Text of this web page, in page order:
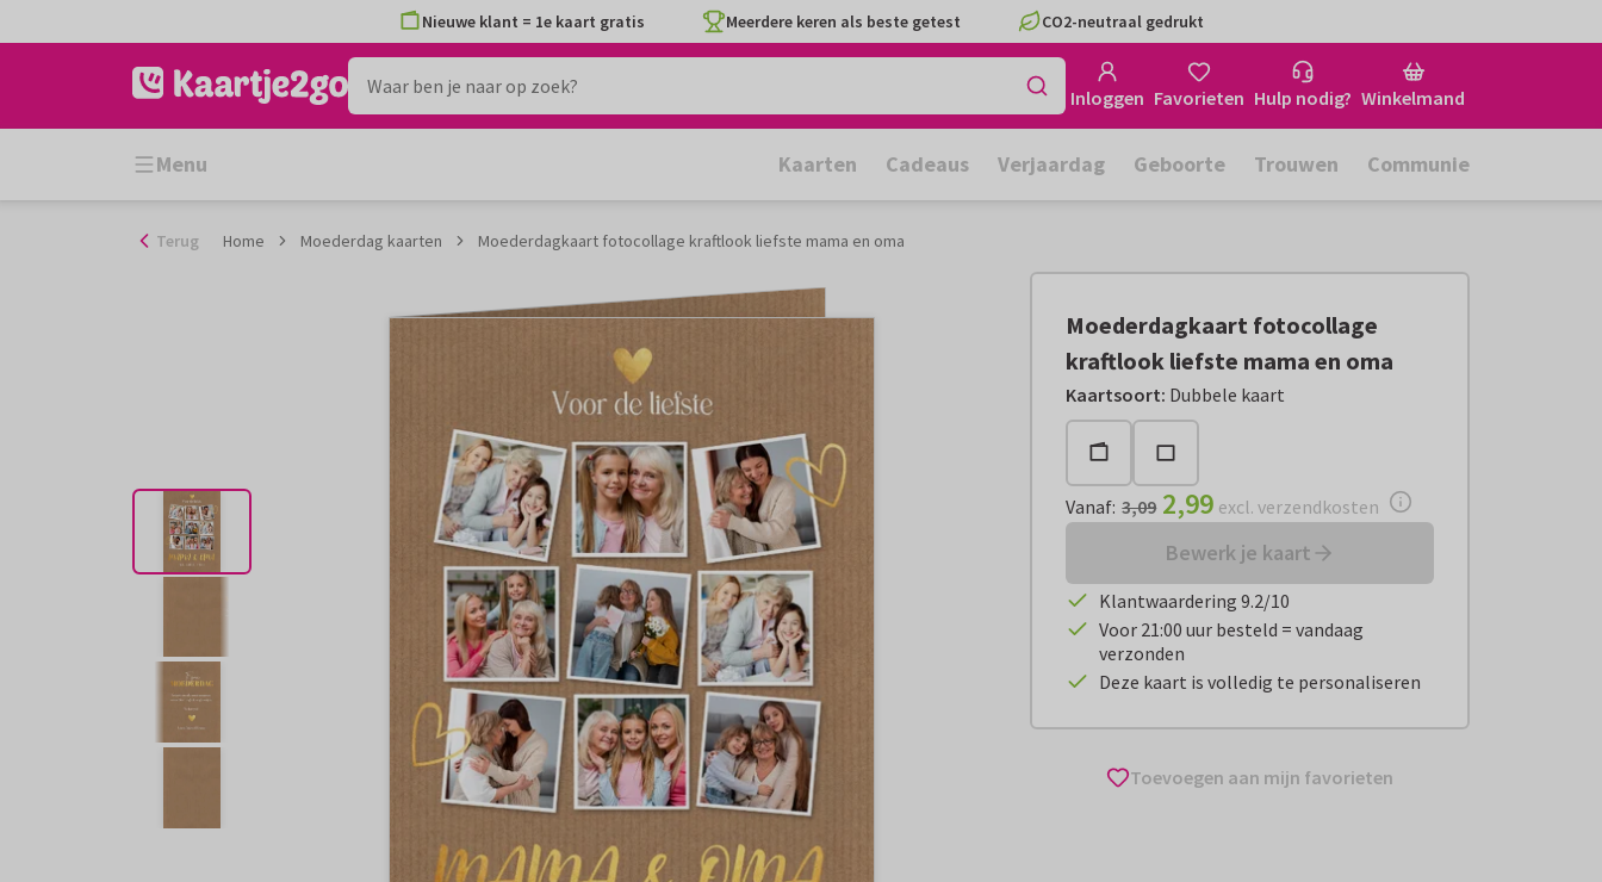
naar
Nieuwe klant = 1e kaart gratis Meerdere keren als beste getest CO2-neutraal gedrukt
Inloggen Favorieten Hulp nodig? Winkelmand
Menu Kaarten Cadeaus Verjaardag Geboorte Trouwen Communie
Terug Home Moederdag kaarten Moederdagkaart fotocollage kraftlook liefste mama en oma
Moederdagkaart fotocollage
kraftlook liefste mama en oma
Kaartsoort: Dubbele kaart
Vanaf:€ 2,99 excl. verzendkosten
Vanaf: 3,09 2,99 excl. verzendkosten
Bewerk je kaart
Klantwaardering 9.2/10
Voor 21:00 uur besteld = vandaag
verzonden
Deze kaart is volledig te personaliseren
Toevoegen aan mijn favorieten